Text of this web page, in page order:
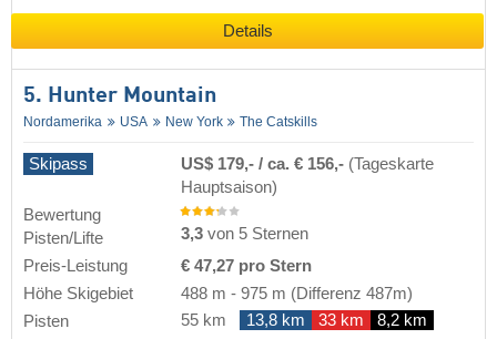
Details
5. Hunter Mountain
Nordamerika USA New York The Catskills
Skipass US$ 179,- / ca. € 156,- (Tageskarte
Hauptsaison)
Bewertung
Pisten/Lifte
3,3 von 5 Sternen
Preis-Leistung
€ 47,27 pro Stern
Höhe Skigebiet
488 m - 975 m (Differenz 487m)
Pisten
55 km 13,8 km 33 km
8,2 km